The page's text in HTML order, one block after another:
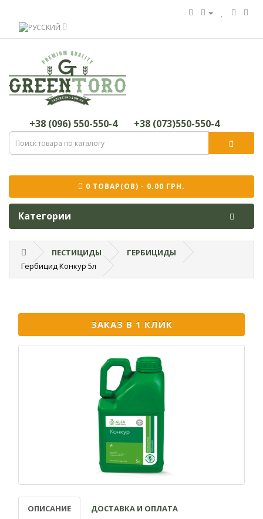
+38 (096) 550-550-4 +38 (073)550-550-4
0 ТОВАР(ОВ) - 0.00 ГРН.
Категории
ПЕСТИЦИДЫ
ГЕРБИЦИДЫ
Гербицид Конкур 5л
ЗАКАЗ В 1 КЛИК
ОПИСАНИЕ ДОСТАВКА И ОПЛАТА